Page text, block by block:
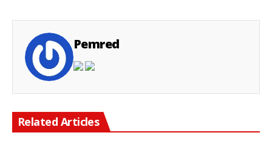
Pemred
Related Articles